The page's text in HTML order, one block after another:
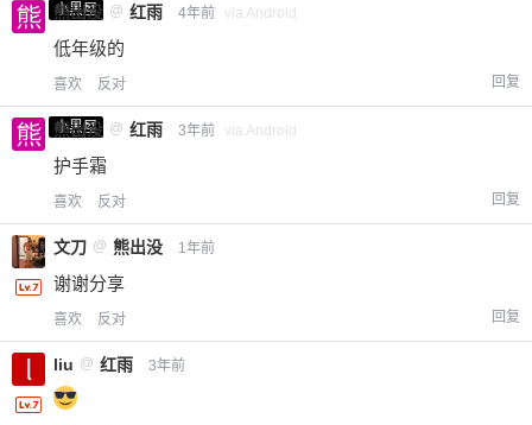
小黑屋
熊出没 @ 红雨 4年前 via Android
低年级的
喜欢 反对 回复
小黑屋
熊出没 @ 红雨 3年前 via Android
护手霜
喜欢 反对 回复
文刀 @ 熊出没 1年前
谢谢分享
喜欢 反对 回复
liu @ 红雨 3年前